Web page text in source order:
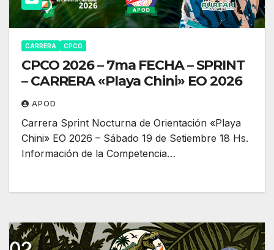
CARRERA CPCO
CPCO 2026 – 7ma FECHA – SPRINT
– CARRERA «Playa Chini» EO 2026
APOD
Carrera Sprint Nocturna de Orientación «Playa
Chini» EO 2026 – Sábado 19 de Setiembre 18 Hs.
Información de la Competencia…